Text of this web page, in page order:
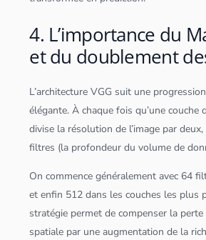
4. L’importance du
et du doublement
L’architecture VGG suit une
élégante. À chaque fois qu’une couche
divise la résolution de l’image par
filtres (la profondeur du volume de
On commence généralement avec 64
et enfin 512 dans les couches les plus
stratégie permet de compenser la perte
spatiale par une augmentation de la